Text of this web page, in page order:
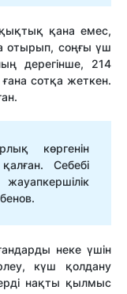
қана емес,
отырып, соңғы үш
дерегінше, 214
сотқа жеткен.
көргенін
Себебі
неке үшін
күш қолдану
нақты қылмыс